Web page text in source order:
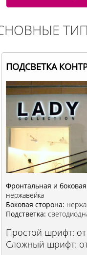
ПОДСВЕТКА
Фронтальная и
нержавейка
Боковая сторона:
Подстветка:
Простой шрифт: от
Сложный шрифт: